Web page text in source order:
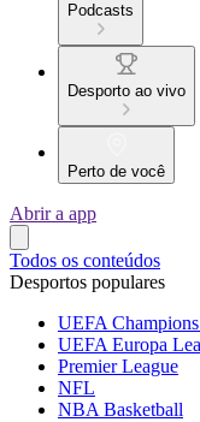
Podcasts
Desporto ao vivo
Perto de você
Abrir a app
Todos os conteúdos
Desportos populares
UEFA
UEFA Europa
Premier League
NFL
NBA Basketball